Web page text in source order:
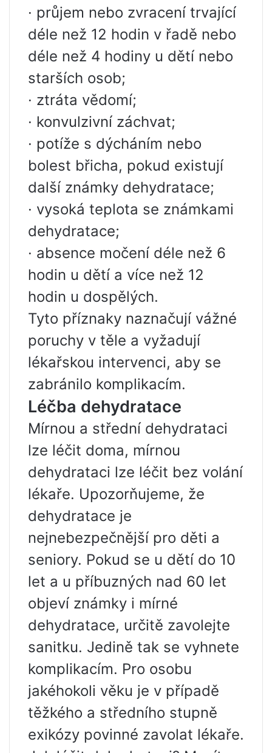
· průjem nebo zvracení trvající
déle než 12 hodin v řadě nebo
déle než 4 hodiny u dětí nebo
starších osob;
· ztráta vědomí;
· konvulzivní záchvat;
· potíže s dýcháním nebo
bolest břicha, pokud existují
další známky dehydratace;
· vysoká teplota se známkami
dehydratace;
· absence močení déle než 6
hodin u dětí a více než 12
hodin u dospělých.
Tyto příznaky naznačují vážné
poruchy v těle a vyžadují
lékařskou intervenci, aby se
zabránilo komplikacím.
Léčba dehydratace
Mírnou a střední dehydrataci
lze léčit doma, mírnou
dehydrataci lze léčit bez volání
lékaře. Upozorňujeme, že
dehydratace je
nejnebezpečnější pro děti a
seniory. Pokud se u dětí do 10
let a u příbuzných nad 60 let
objeví známky i mírné
dehydratace, určitě zavolejte
sanitku. Jedině tak se vyhnete
komplikacím. Pro osobu
jakéhokoli věku je v případě
těžkého a středního stupně
exikózy povinné zavolat lékaře.